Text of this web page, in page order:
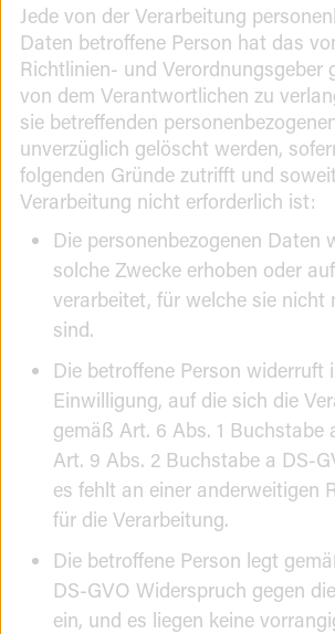
Jede von der Verarbeitung
Daten betroffene Person hat das
Richtlinien- und Verordnungsgeber
von dem Verantwortlichen zu
sie betreffenden
unverzüglich gelöscht werden,
folgenden Gründe zutrifft und
Verarbeitung nicht erforderlich ist:
Die personenbezogenen Daten
solche Zwecke erhoben oder
verarbeitet, für welche sie nicht
sind.
Die betroffene Person widerruft
Einwilligung, auf die sich die
gemäß Art. 6 Abs. 1 Buchstabe
Art. 9 Abs. 2 Buchstabe a DS-
es fehlt an einer anderweitigen
für die Verarbeitung.
Die betroffene Person legt
DS-GVO Widerspruch gegen
ein, und es liegen keine